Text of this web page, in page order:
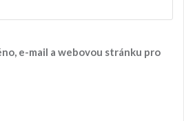
e-mail a webovou stránku pro